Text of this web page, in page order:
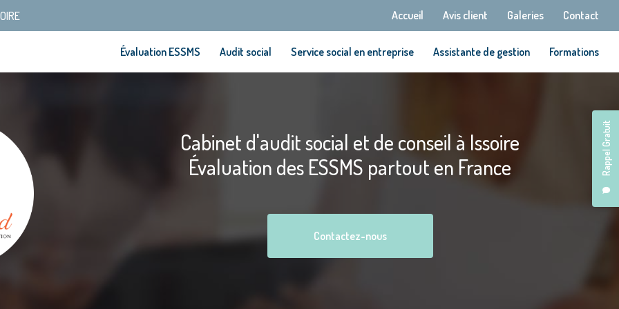
Navigation secondaire
Accueil Avis client Galeries Contact
Rappel Gratuit
Évaluation ESSMS
Audit social Service social en entreprise Assistante de gestion Formations
Cabinet d'audit social et de conseil à Issoire
Évaluation des ESSMS partout en France
Contactez-nous